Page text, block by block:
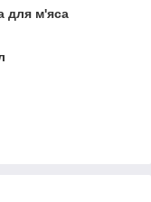
для м'яса